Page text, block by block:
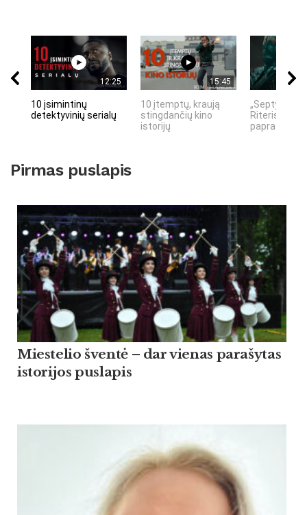
12:25
10 įsimintinų
detektyvinių serialų
15:45
10 įtemptų, kraują
stingdančių kino
istorijų
„Septynių
Riteris" – kai
Pirmas puslapis
Miestelio šventė – dar vienas parašytas
istorijos puslapis